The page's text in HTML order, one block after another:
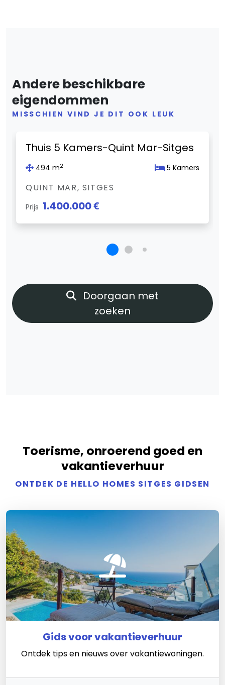
Andere beschikbare
eigendommen
MISSCHIEN VIND JE DIT OOK LEUK
Thuis 5 Kamers-Quint Mar-Sitges
494 m2 5 Kamers
QUINT MAR, SITGES
Prijs 1.400.000 €
Doorgaan met
zoeken
Toerisme, onroerend goed en
vakantieverhuur
ONTDEK DE HELLO HOMES SITGES GIDSEN
Gids voor vakantieverhuur
Ontdek tips en nieuws over vakantiewoningen.